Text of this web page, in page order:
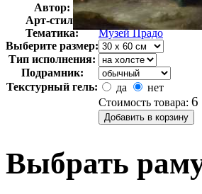
Автор:
Неизвестно
Арт-стиль
Классицизм
Тематика:
Музей Прадо
Выберите размер:
Тип исполнения:
Подрамник:
Текстурный гель:
да
нет
Стоимость товара: 6
Выбрать